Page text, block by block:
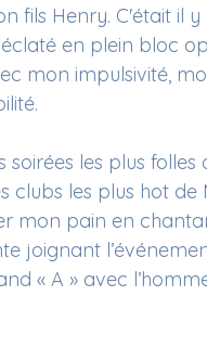
fils Henry. C'était il
en plein bloc
mon impulsivité,
soirées les plus
clubs les plus hot de
mon pain en
joignant
« A » avec